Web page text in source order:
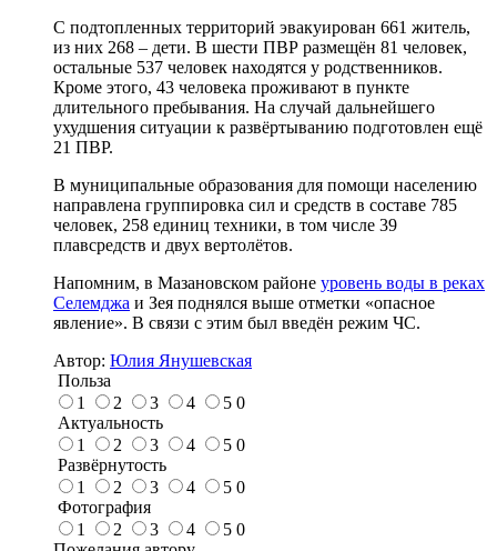
С подтопленных территорий эвакуирован 661 житель,
из них 268 – дети. В шести ПВР размещён 81 человек,
остальные 537 человек находятся у родственников.
Кроме этого, 43 человека проживают в пункте
длительного пребывания. На случай дальнейшего
ухудшения ситуации к развёртыванию подготовлен ещё
21 ПВР.
В муниципальные образования для помощи населению
направлена группировка сил и средств в составе 785
человек, 258 единиц техники, в том числе 39
плавсредств и двух вертолётов.
Напомним, в Мазановском районе уровень воды в реках
Селемджа и Зея поднялся выше отметки «опасное
явление». В связи с этим был введён режим ЧС.
Автор: Юлия Янушевская
Польза
1
2 3 4 5 0
Актуальность
1
2 3 4 5 0
Развёрнутость
1
2 3 4 5 0
Фотография
1
2 3 4 5 0